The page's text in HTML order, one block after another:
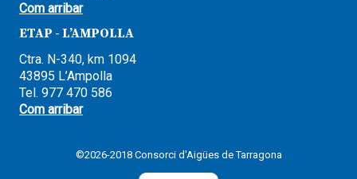
Com arribar
ETAP - L’AMPOLLA
Ctra. N-340, km 1094
43895 L’Ampolla
Tel. 977 470 586
Com arribar
©2026-2018 Consorci d'Aigües de Tarragona